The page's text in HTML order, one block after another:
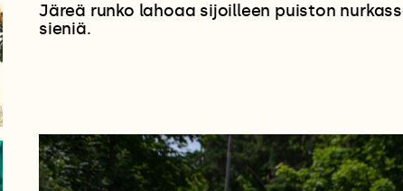
Järeä runko lahoaa sijoilleen puiston
sieniä.